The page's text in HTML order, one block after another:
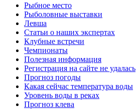
Рыбное место
Рыболовные выставки
Левша
Статьи о наших экспертах
Клубные встречи
Чемпионаты
Полезная информация
Регистрация на сайте не удалась
Прогноз погоды
Какая сейчас температура воды
Уровень воды в реках
Прогноз клева